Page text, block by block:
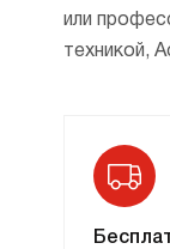
или
техникой,